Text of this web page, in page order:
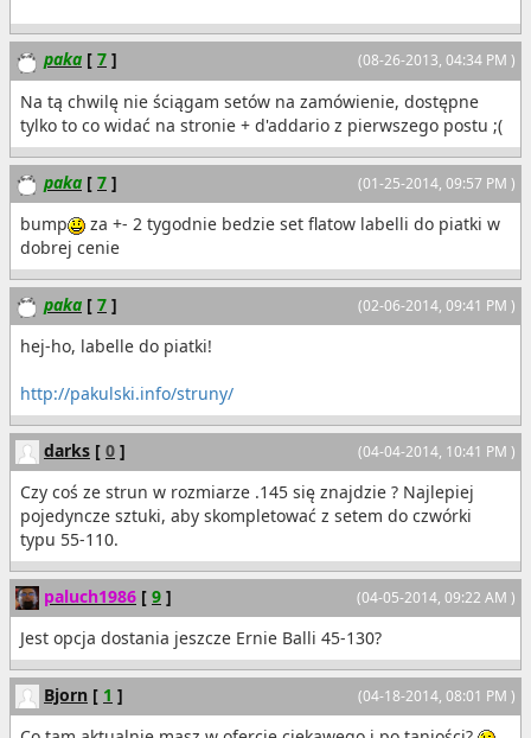
(08-26-2013, 04:34 PM )
paka [ 7 ]
Na tą chwilę nie ściągam setów na zamówienie, dostępne
tylko to co widać na stronie + d'addario z pierwszego postu ;(
(01-25-2014, 09:57 PM )
paka [ 7 ]
bump
za +- 2 tygodnie bedzie set flatow labelli do piatki w
dobrej cenie
(02-06-2014, 09:41 PM )
paka [ 7 ]
hej-ho, labelle do piatki!
http://pakulski.info/struny/
(04-04-2014, 10:41 PM )
darks [ 0 ]
Czy coś ze strun w rozmiarze .145 się znajdzie ? Najlepiej
pojedyncze sztuki, aby skompletować z setem do czwórki
typu 55-110.
(04-05-2014, 09:22 AM )
paluch1986 [ 9 ]
Jest opcja dostania jeszcze Ernie Balli 45-130?
(04-18-2014, 08:01 PM )
Bjorn [ 1 ]